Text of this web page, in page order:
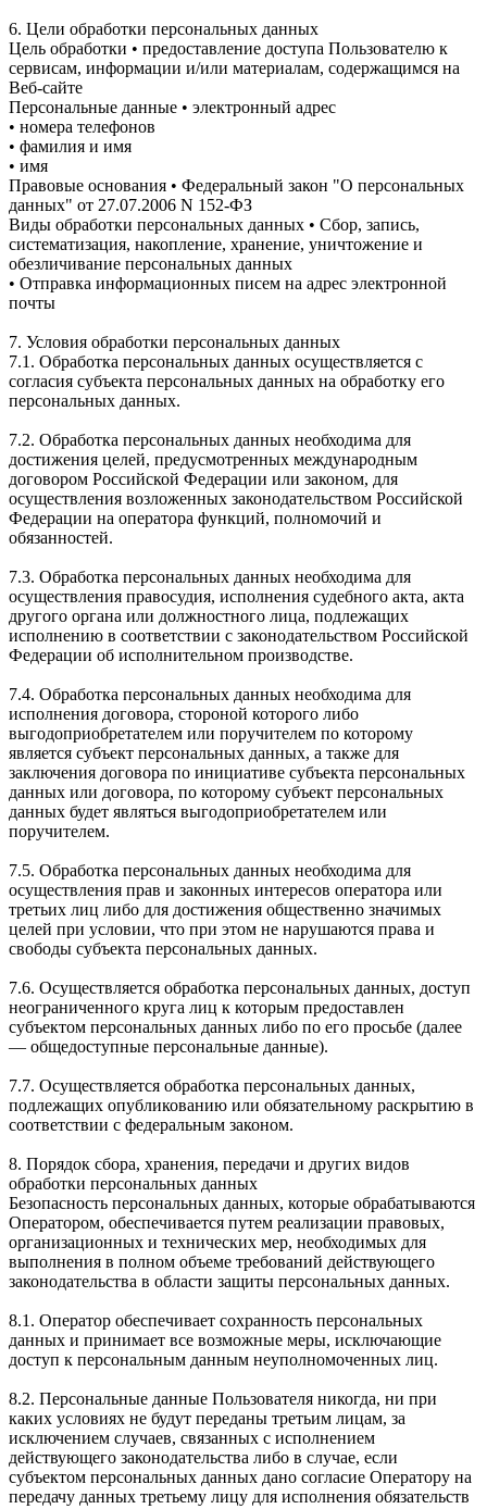
6. Цели обработки персональных данных
Цель обработки • предоставление доступа Пользователю к
сервисам, информации и/или материалам, содержащимся на
Веб-сайте
Персональные данные • электронный адрес
• номера телефонов
• фамилия и имя
• имя
Правовые основания • Федеральный закон "О персональных
данных" от 27.07.2006 N 152-ФЗ
Виды обработки персональных данных • Сбор, запись,
систематизация, накопление, хранение, уничтожение и
обезличивание персональных данных
• Отправка информационных писем на адрес электронной
почты
7. Условия обработки персональных данных
7.1. Обработка персональных данных осуществляется с
согласия субъекта персональных данных на обработку его
персональных данных.
7.2. Обработка персональных данных необходима для
достижения целей, предусмотренных международным
договором Российской Федерации или законом, для
осуществления возложенных законодательством Российской
Федерации на оператора функций, полномочий и
обязанностей.
7.3. Обработка персональных данных необходима для
осуществления правосудия, исполнения судебного акта, акта
другого органа или должностного лица, подлежащих
исполнению в соответствии с законодательством Российской
Федерации об исполнительном производстве.
7.4. Обработка персональных данных необходима для
исполнения договора, стороной которого либо
выгодоприобретателем или поручителем по которому
является субъект персональных данных, а также для
заключения договора по инициативе субъекта персональных
данных или договора, по которому субъект персональных
данных будет являться выгодоприобретателем или
поручителем.
7.5. Обработка персональных данных необходима для
осуществления прав и законных интересов оператора или
третьих лиц либо для достижения общественно значимых
целей при условии, что при этом не нарушаются права и
свободы субъекта персональных данных.
7.6. Осуществляется обработка персональных данных, доступ
неограниченного круга лиц к которым предоставлен
субъектом персональных данных либо по его просьбе (далее
— общедоступные персональные данные).
7.7. Осуществляется обработка персональных данных,
подлежащих опубликованию или обязательному раскрытию в
соответствии с федеральным законом.
8. Порядок сбора, хранения, передачи и других видов
обработки персональных данных
Безопасность персональных данных, которые обрабатываются
Оператором, обеспечивается путем реализации правовых,
организационных и технических мер, необходимых для
выполнения в полном объеме требований действующего
законодательства в области защиты персональных данных.
8.1. Оператор обеспечивает сохранность персональных
данных и принимает все возможные меры, исключающие
доступ к персональным данным неуполномоченных лиц.
8.2. Персональные данные Пользователя никогда, ни при
каких условиях не будут переданы третьим лицам, за
исключением случаев, связанных с исполнением
действующего законодательства либо в случае, если
субъектом персональных данных дано согласие Оператору на
передачу данных третьему лицу для исполнения обязательств